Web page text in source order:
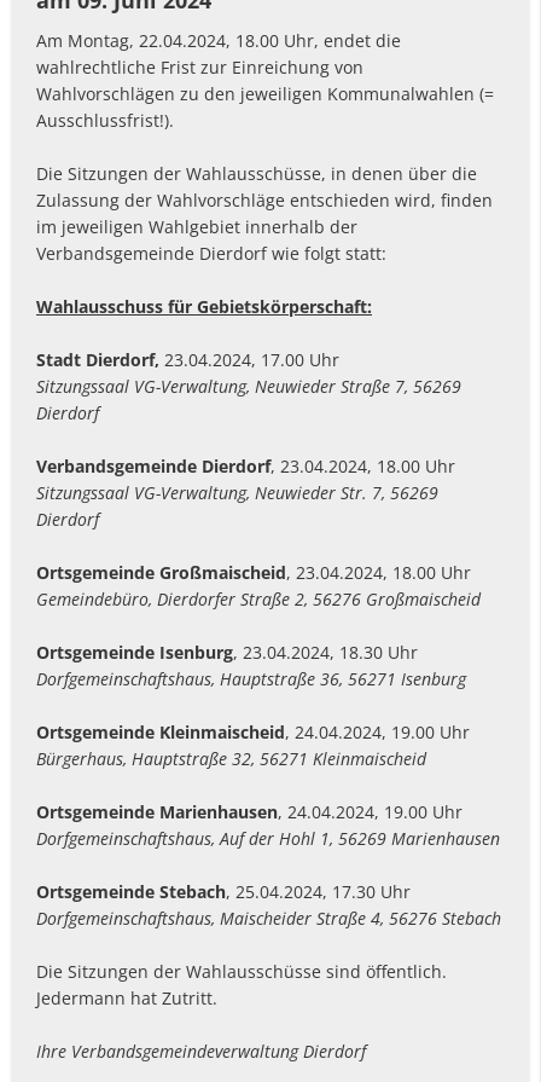
Am Montag, 22.04.2024, 18.00 Uhr, endet die
wahlrechtliche Frist zur Einreichung von
Wahlvorschlägen zu den jeweiligen Kommunalwahlen (=
Ausschlussfrist!).
Die Sitzungen der Wahlausschüsse, in denen über die
Zulassung der Wahlvorschläge entschieden wird, finden
im jeweiligen Wahlgebiet innerhalb der
Verbandsgemeinde Dierdorf wie folgt statt:
Wahlausschuss für Gebietskörperschaft:
Stadt Dierdorf, 23.04.2024, 17.00 Uhr
Sitzungssaal VG-Verwaltung, Neuwieder Straße 7, 56269
Dierdorf
Verbandsgemeinde Dierdorf, 23.04.2024, 18.00 Uhr
Sitzungssaal VG-Verwaltung, Neuwieder Str. 7, 56269
Dierdorf
Ortsgemeinde Großmaischeid, 23.04.2024, 18.00 Uhr
Gemeindebüro, Dierdorfer Straße 2, 56276 Großmaischeid
Ortsgemeinde Isenburg, 23.04.2024, 18.30 Uhr
Dorfgemeinschaftshaus, Hauptstraße 36, 56271 Isenburg
Ortsgemeinde Kleinmaischeid, 24.04.2024, 19.00 Uhr
Bürgerhaus, Hauptstraße 32, 56271 Kleinmaischeid
Ortsgemeinde Marienhausen, 24.04.2024, 19.00 Uhr
Dorfgemeinschaftshaus, Auf der Hohl 1, 56269 Marienhausen
Ortsgemeinde Stebach, 25.04.2024, 17.30 Uhr
Dorfgemeinschaftshaus, Maischeider Straße 4, 56276 Stebach
Die Sitzungen der Wahlausschüsse sind öffentlich.
Jedermann hat Zutritt.
Ihre Verbandsgemeindeverwaltung Dierdorf